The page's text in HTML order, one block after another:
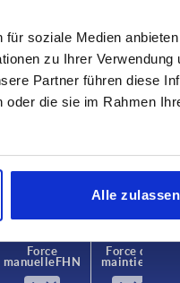
soziale Medien
zu Ihrer Verwendung
Partner führen diese
die sie im Rahmen
Alle zulassen
B
14,4
21,5
3 jours
Délai
20 jours
Force
manuelle FH N
Force de
maintien F